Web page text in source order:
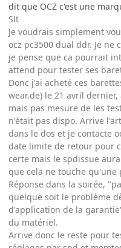
dit que OCZ c'est une
Slt
Je voudrais simplement
ocz pc3500 dual ddr. Je ne
je pense que ca pourrait
attend pour tester ses
Donc j'ai acheté ces
wear.de) le 21 avril
mais pas mesure de les
n'était pas dispo. Arrive
dans le dos et je contacte
date limite de retour pour
certe mais le spdissue
que cela ne touche
Réponse dans la soirée,
quelque soit le problème
d'application de la
du matériel.
Arrive donc le reste pour